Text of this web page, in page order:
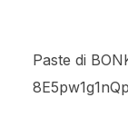
Paste di